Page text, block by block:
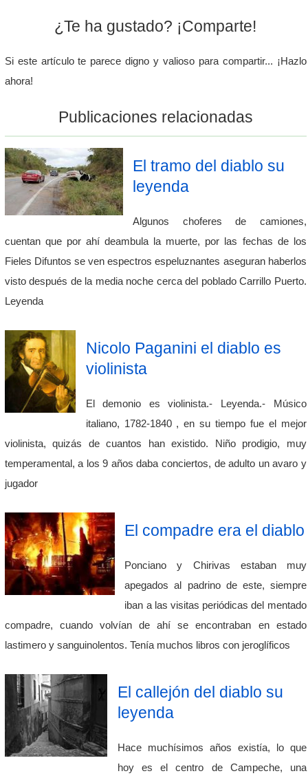
¿Te ha gustado? ¡Comparte!
Si este artículo te parece digno y valioso para compartir... ¡Hazlo
ahora!
Publicaciones relacionadas
El tramo del diablo su
leyenda
Algunos choferes de camiones,
cuentan que por ahí deambula la muerte, por las fechas de los
Fieles Difuntos se ven espectros espeluznantes aseguran haberlos
visto después de la media noche cerca del poblado Carrillo Puerto.
Leyenda
Nicolo Paganini el diablo es
violinista
El demonio es violinista.- Leyenda.- Músico
italiano, 1782-1840 , en su tiempo fue el mejor
violinista, quizás de cuantos han existido. Niño prodigio, muy
temperamental, a los 9 años daba conciertos, de adulto un avaro y
jugador
El compadre era el diablo
Ponciano y Chirivas estaban muy
apegados al padrino de este, siempre
iban a las visitas periódicas del mentado
compadre, cuando volvían de ahí se encontraban en estado
lastimero y sanguinolentos. Tenía muchos libros con jeroglíficos
El callejón del diablo su
leyenda
Hace muchísimos años existía, lo que
hoy es el centro de Campeche, una